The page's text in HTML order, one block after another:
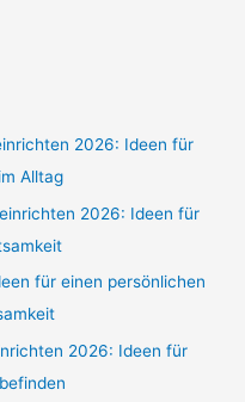
2026: Ideen für
Alltag
2026: Ideen für
für einen persönlichen
2026: Ideen für